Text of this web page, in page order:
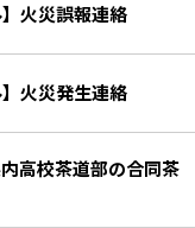
火災誤報連絡
火災発生連絡
高校茶道部の合同茶